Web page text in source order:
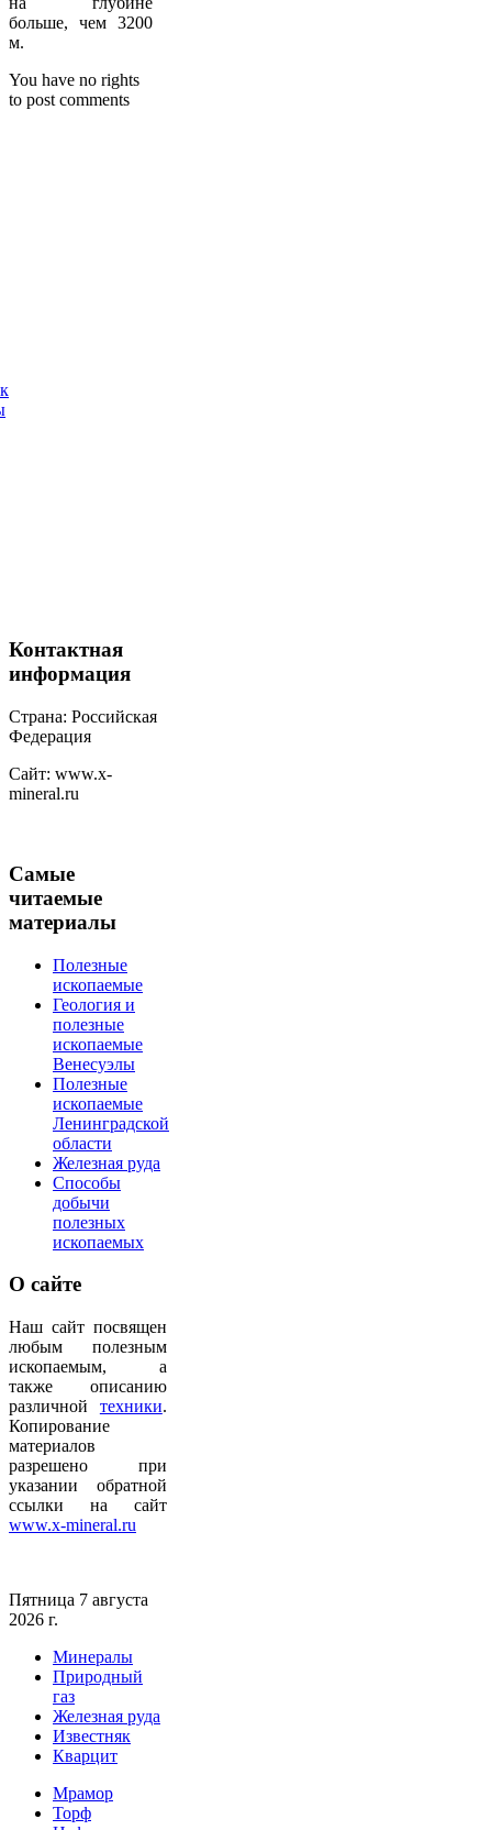
больше, чем 3200
м.
You have no rights
to post comments
Контактная
информация
Страна: Российская
Федерация
Сайт: www.x-
mineral.ru
Самые
читаемые
материалы
Полезные
ископаемые
Геология и
полезные
ископаемые
Венесуэлы
Полезные
ископаемые
Ленинградской
области
Железная руда
Способы
добычи
полезных
ископаемых
О сайте
Наш сайт посвящен
любым полезным
ископаемым, а
также описанию
различной техники.
Копирование
материалов
разрешено при
указании обратной
ссылки на сайт
www.x-mineral.ru
Пятница 7 августа
2026 г.
Минералы
Природный
газ
Железная руда
Известняк
Кварцит
Мрамор
Торф